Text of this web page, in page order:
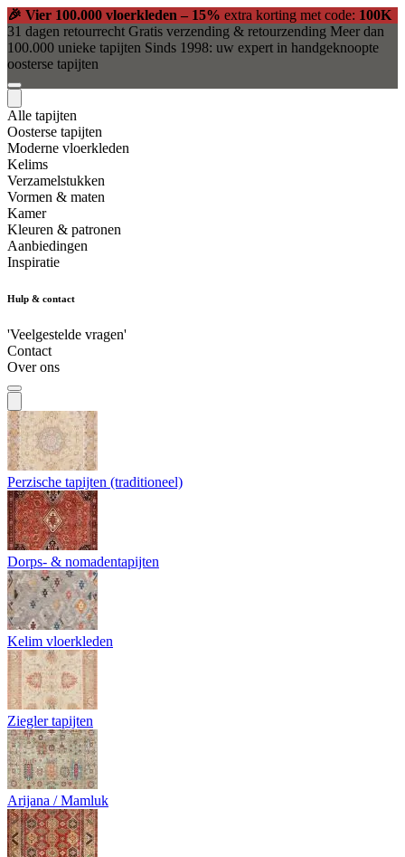
🎉 Vier 100.000 vloerkleden – 15% extra korting met code: 100K
31 dagen retourrecht Gratis verzending & retourzending Meer dan
100.000 unieke tapijten Sinds 1998: uw expert in handgeknoopte
oosterse tapijten
Alle tapijten
Oosterse tapijten
Moderne vloerkleden
Kelims
Verzamelstukken
Vormen & maten
Kamer
Kleuren & patronen
Aanbiedingen
Inspiratie
Hulp & contact
'Veelgestelde vragen'
Contact
Over ons
Perzische tapijten (traditioneel)
Dorps- & nomadentapijten
Kelim vloerkleden
Ziegler tapijten
Arijana / Mamluk